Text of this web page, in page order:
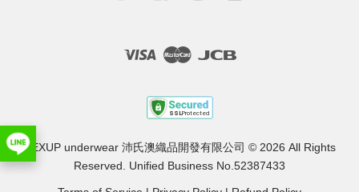
Visa Master
PEXUP underwear 沛氏澳織品開發有限公司 © 2026 All Rights
Reserved. Unified Business No.52387433